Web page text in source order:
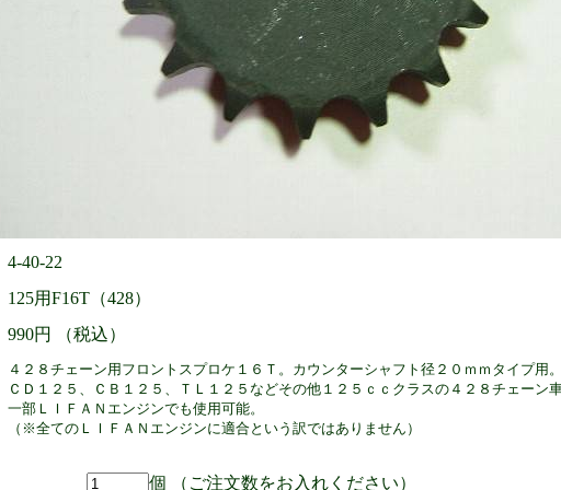
4-40-22
125用F16T（428）
990円 （税込）
４２８チェーン用フロントスプロケ１６Ｔ。カウンターシャフト径２０ｍｍタイプ用
ＣＤ１２５、ＣＢ１２５、ＴＬ１２５などその他１２５ｃｃクラスの４２８チェーン
一部ＬＩＦＡＮエンジンでも使用可能。
（※全てのＬＩＦＡＮエンジンに適合という訳ではありません）
個 （ご注文数をお入れください）